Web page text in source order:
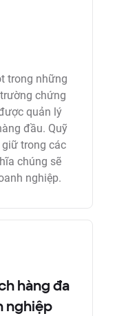
trong những
chứng
quản lý
đầu. Quỹ
trong các
chúng sẽ
nghiệp.
hàng đa
nghiệp